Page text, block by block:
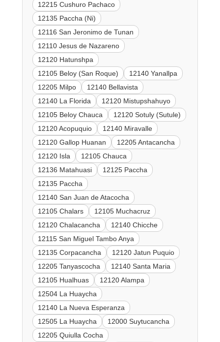
12215 Cushuro Pachaco
12135 Paccha (Ni)
12116 San Jeronimo de Tunan
12110 Jesus de Nazareno
12120 Hatunshpa
12105 Beloy (San Roque)
12140 Yanallpa
12205 Milpo
12140 Bellavista
12140 La Florida
12120 Mistupshahuyo
12105 Beloy Chauca
12120 Sotuly (Sutule)
12120 Acopuquio
12140 Miravalle
12120 Gallop Huanan
12205 Antacancha
12120 Isla
12105 Chauca
12136 Matahuasi
12125 Paccha
12135 Paccha
12140 San Juan de Atacocha
12105 Chalars
12105 Muchacruz
12120 Chalacancha
12140 Chicche
12115 San Miguel Tambo Anya
12135 Corpacancha
12120 Jatun Puquio
12205 Tanyascocha
12140 Santa Maria
12105 Hualhuas
12120 Alampa
12504 La Huaycha
12140 La Nueva Esperanza
12505 La Huaycha
12000 Suytucancha
12205 Quiulla Cocha